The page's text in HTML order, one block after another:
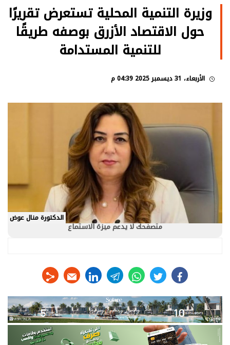
وزيرة التنمية المحلية تستعرض تقريرًا
حول الاقتصاد الأزرق بوصفه طريقًا
للتنمية المستدامة
الأربعاء، 31 ديسمبر 2025 04:39 م
الدكتورة منال عوض
متصفحك لا يدعم ميزة الاستماع
facebook
twitter
whats
telegram
linkedin